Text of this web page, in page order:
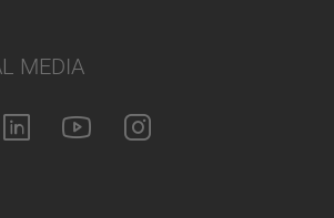
MEDIA